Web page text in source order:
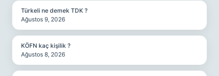
Türkeli ne demek TDK ?
Ağustos 9, 2026
KÖFN kaç kişilik ?
Ağustos 8, 2026